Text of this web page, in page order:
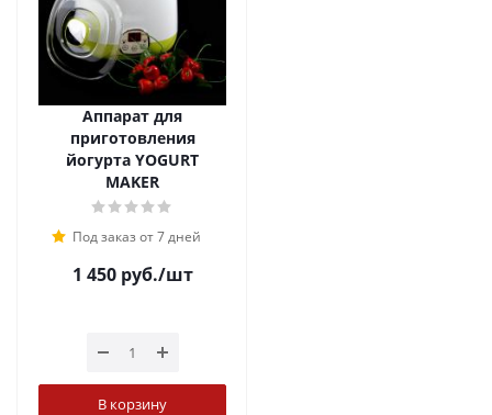
Аппарат для
приготовления
йогурта YOGURT
MAKER
Под заказ от 7 дней
1 450руб./шт
В корзину